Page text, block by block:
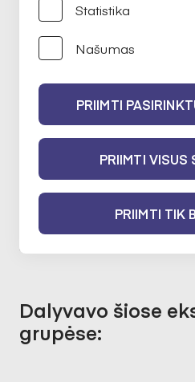
Etninė kultūra ir
paveldas
2024-02-14 iki 2026-02-14
Etninė kultūra ir
paveldas
2020-02-06 iki 2022-02-06
Dalyvavo šiose
grupėse:
Statistika
Našumas
PRIIMTI
PRIIMTI VISUS
PRIIMTI TIK